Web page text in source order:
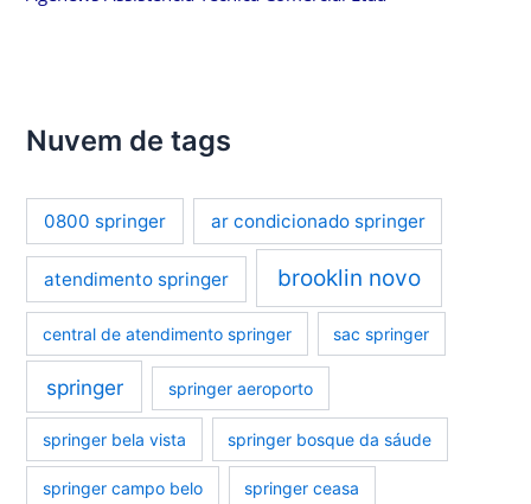
Nuvem de tags
0800 springer ar condicionado springer
atendimento springer brooklin novo
central de atendimento springer sac springer
springer springer aeroporto
springer bela vista springer bosque da sáude
springer campo belo springer ceasa